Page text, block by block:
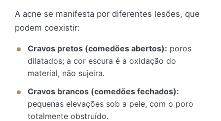
A acne se manifesta por diferentes lesões, que
podem coexistir:
Cravos pretos (comedões abertos): poros
dilatados; a cor escura é a oxidação do
material, não sujeira.
Cravos brancos (comedões fechados):
pequenas elevações sob a pele, com o poro
totalmente obstruído.